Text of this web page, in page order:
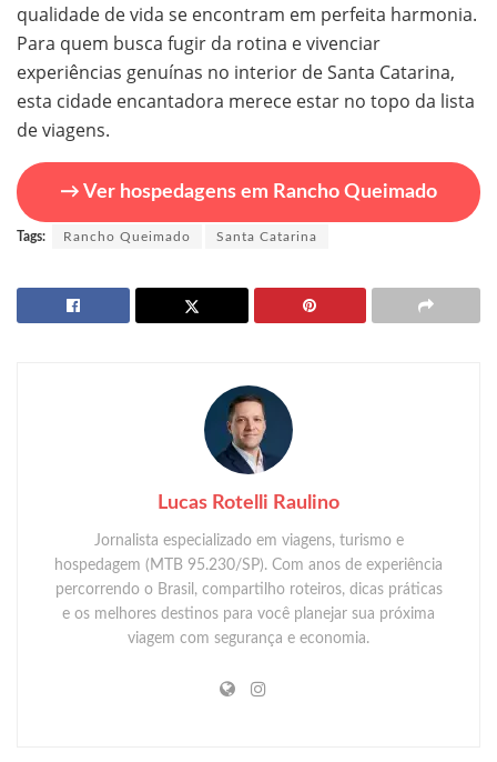
qualidade de vida se encontram em perfeita harmonia.
Para quem busca fugir da rotina e vivenciar
experiências genuínas no interior de Santa Catarina,
esta cidade encantadora merece estar no topo da lista
de viagens.
→ Ver hospedagens em Rancho Queimado
Tags: Rancho Queimado Santa Catarina
Lucas Rotelli Raulino
Jornalista especializado em viagens, turismo e
hospedagem (MTB 95.230/SP). Com anos de experiência
percorrendo o Brasil, compartilho roteiros, dicas práticas
e os melhores destinos para você planejar sua próxima
viagem com segurança e economia.